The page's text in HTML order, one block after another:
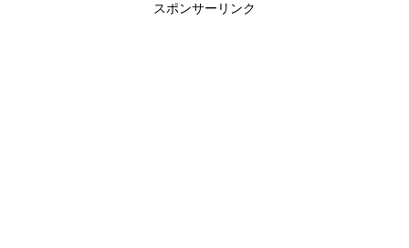
スポンサーリンク